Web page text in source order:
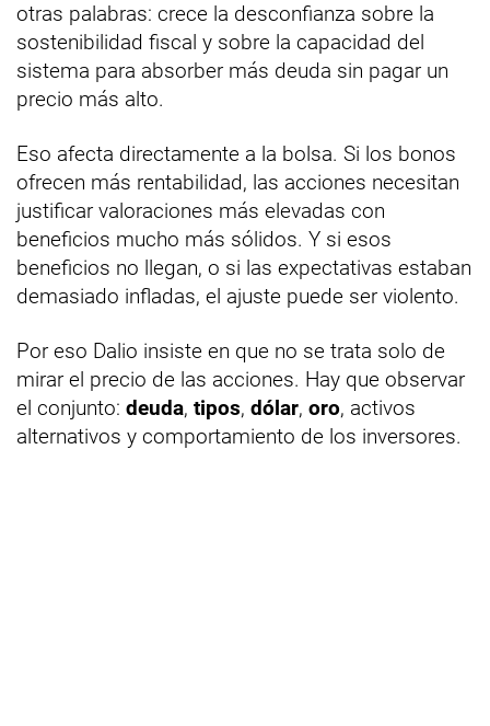
otras palabras: crece la desconfianza sobre la
sostenibilidad fiscal y sobre la capacidad del
sistema para absorber más deuda sin pagar un
precio más alto.
Eso afecta directamente a la bolsa. Si los bonos
ofrecen más rentabilidad, las acciones necesitan
justificar valoraciones más elevadas con
beneficios mucho más sólidos. Y si esos
beneficios no llegan, o si las expectativas estaban
demasiado infladas, el ajuste puede ser violento.
Por eso Dalio insiste en que no se trata solo de
mirar el precio de las acciones. Hay que observar
el conjunto: deuda, tipos, dólar, oro, activos
alternativos y comportamiento de los inversores.